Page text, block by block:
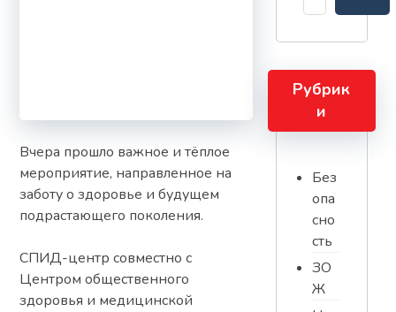
Вчера прошло важное и тёплое
мероприятие, направленное на
заботу о здоровье и будущем
подрастающего поколения.
СПИД-центр совместно с
Центром общественного
здоровья и медицинской
Рубрик
и
Без
опа
сно
сть
ЗО
Ж